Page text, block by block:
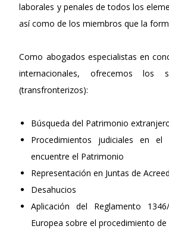
laborales y penales de todos los
así como de los miembros que la
Como abogados especialistas en
internacionales, ofrecemos los
(transfronterizos):
Búsqueda del Patrimonio
Procedimientos judiciales en
encuentre el Patrimonio
Representación en Juntas de
Desahucios
Aplicación del Reglamento
Europea sobre el procedimiento de